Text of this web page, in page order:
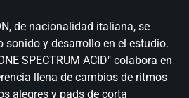
de nacionalidad italiana, se
sonido y desarrollo en el estudio.
SPECTRUM ACID" colabora en
llena de cambios de ritmos
alegres y pads de corta